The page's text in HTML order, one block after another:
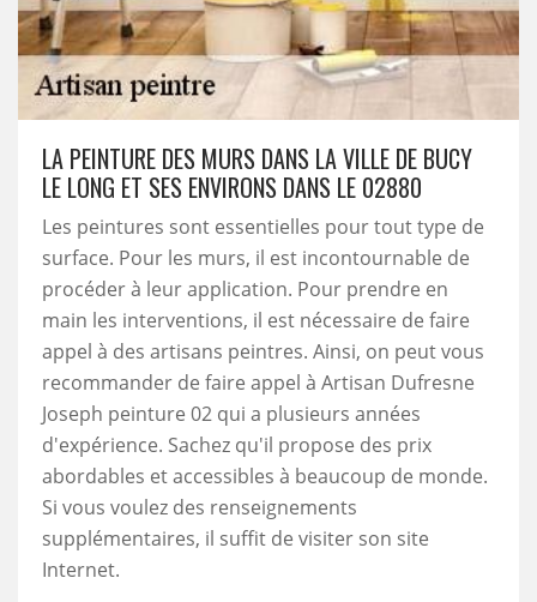
LA PEINTURE DES MURS DANS LA VILLE DE BUCY
LE LONG ET SES ENVIRONS DANS LE 02880
Les peintures sont essentielles pour tout type de
surface. Pour les murs, il est incontournable de
procéder à leur application. Pour prendre en
main les interventions, il est nécessaire de faire
appel à des artisans peintres. Ainsi, on peut vous
recommander de faire appel à Artisan Dufresne
Joseph peinture 02 qui a plusieurs années
d'expérience. Sachez qu'il propose des prix
abordables et accessibles à beaucoup de monde.
Si vous voulez des renseignements
supplémentaires, il suffit de visiter son site
Internet.